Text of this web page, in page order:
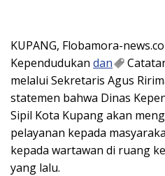
KUPANG, Flobamora-
Kependudukan dan
melalui Sekretaris Agus
statemen bahwa Dinas
Sipil Kota Kupang akan
pelayanan kepada
kepada wartawan di ruang
yang lalu.